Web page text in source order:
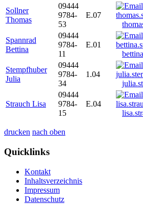
Sollner
Thomas
09444
9784-
53
E.07
Spannrad
Bettina
09444
9784-
11
E.01
Stempfhuber
Julia
09444
9784-
34
1.04
Strauch Lisa
09444
9784-
15
E.04
drucken nach oben
Quicklinks
Kontakt
Inhaltsverzeichnis
Impressum
Datenschutz